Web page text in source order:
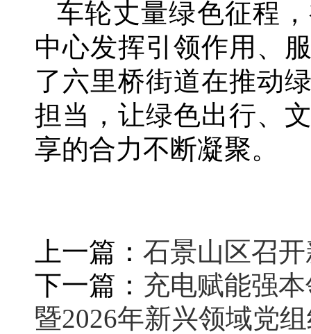
车轮丈量绿色征程
中心发挥引领作用、
了六里桥街道在推动
担当，让绿色出行、
享的合力不断凝聚。
上一篇： 石景山区召
下一篇： 充电赋能强
暨2026年新兴领域党